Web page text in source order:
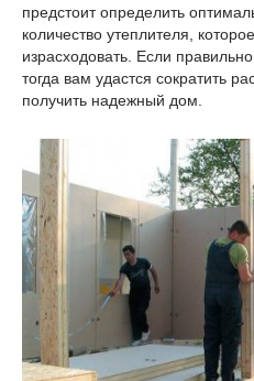
предстоит определить
количество утеплителя,
израсходовать. Если
тогда вам удастся сократить
получить надежный дом.